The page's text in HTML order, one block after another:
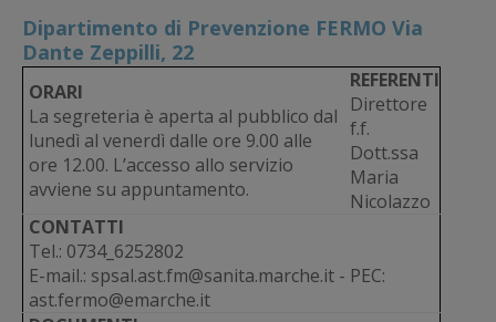
Dipartimento di Prevenzione FERMO Via
Dante Zeppilli, 22
ORARI
La segreteria è aperta al pubblico dal
lunedì al venerdì dalle ore 9.00 alle
ore 12.00. L’accesso allo servizio
avviene su appuntamento.
REFERENTI
Direttore
f.f.
Dott.ssa
Maria
Nicolazzo
CONTATTI
Tel.: 0734_6252802
E-mail.: spsal.ast.fm@sanita.marche.it - PEC:
ast.fermo@emarche.it